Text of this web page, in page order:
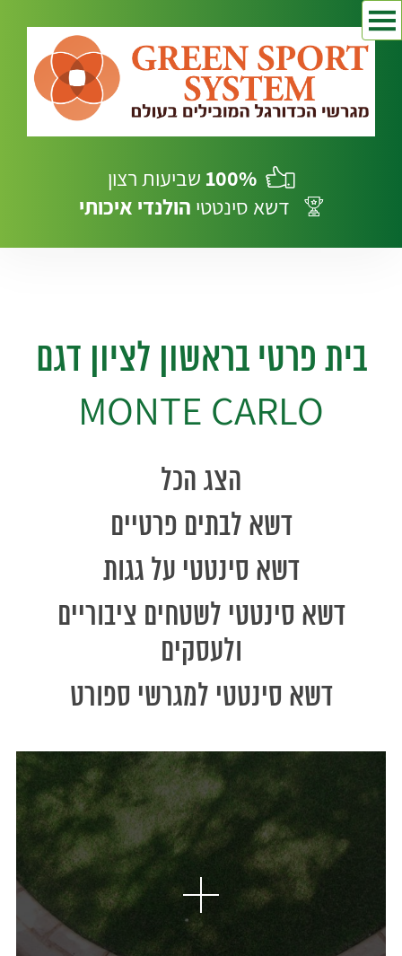
100% שביעות רצון
דשא סינטטי הולנדי איכותי
בית פרטי בראשון לציון דגם
MONTE CARLO
הצג הכל
דשא לבתים פרטיים
דשא סינטטי על גגות
דשא סינטטי לשטחים ציבוריים
ולעסקים
דשא סינטטי למגרשי ספורט